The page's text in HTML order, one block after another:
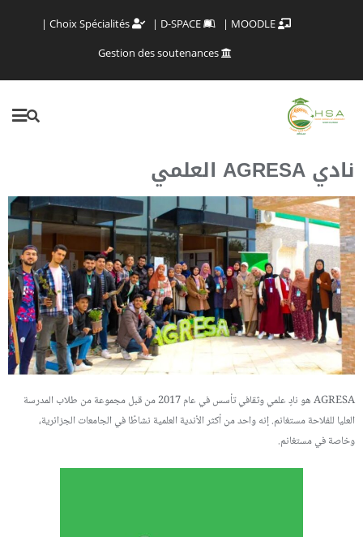
MOODLE
D-SPACE
Choix Spécialités
Gestion des soutenances
نادي AGRESA العلمي
AGRESA هو نادٍ علمي وثقافي تأسس في عام 2017 من قبل مجموعة من طلاب المدرسة
العليا للفلاحة مستغانم. إنه واحد من أكثر الأندية العلمية نشاطًا في الجامعات الجزائرية،
وخاصة في مستغانم.